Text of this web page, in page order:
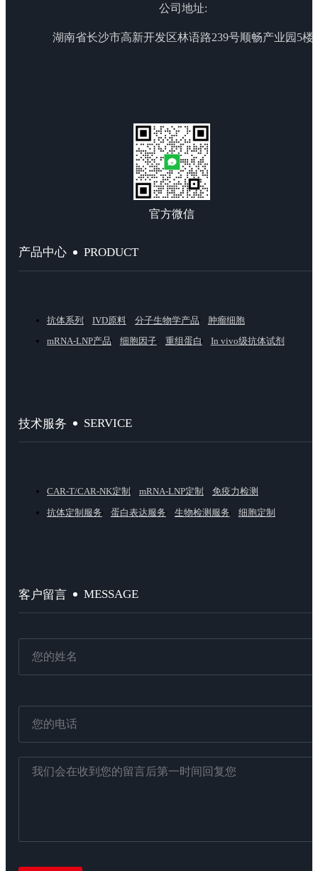
公司地址:
湖南省长沙市高新开发区林语路239号顺畅产业园5楼
官方微信
产品中心 PRODUCT
抗体系列 IVD原料 分子生物学产品
肿瘤细胞
mRNA-LNP产品
细胞因子 重组蛋白 In vivo级抗体试剂
技术服务 SERVICE
CAR-T/CAR-NK定制 mRNA-LNP定制
免疫力检测
抗体定制服务
蛋白表达服务 生物检测服务 细胞定制
客户留言 MESSAGE